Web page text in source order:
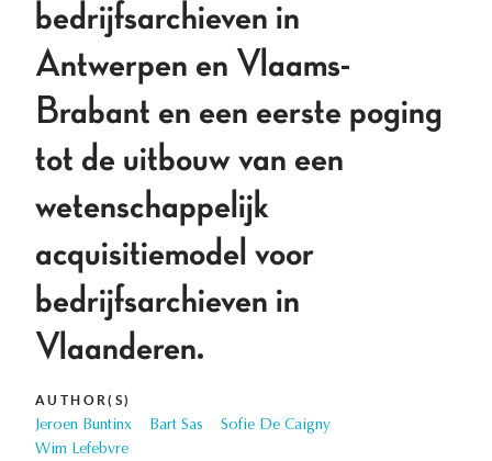
bedrijfsarchieven in
Antwerpen en Vlaams-
Brabant en een eerste poging
tot de uitbouw van een
wetenschappelijk
acquisitiemodel voor
bedrijfsarchieven in
Vlaanderen.
AUTHOR(S)
Jeroen Buntinx Bart Sas
Sofie De Caigny
Wim Lefebvre